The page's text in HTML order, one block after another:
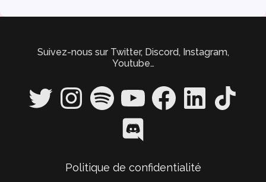
Suivez-nous sur Twitter, Discord, Instagram,
Youtube…
Twitter InstagramSpotify YouTube FacebookLinkedIn TikTok
Discord
Politique de confidentialité